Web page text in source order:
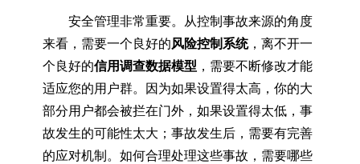
安全管理非常重要。从控制事故来源的角度
来看，需要一个良好的风险控制系统，离不开一
个良好的信用调查数据模型 ，需要不断修改才能
适应您的用户群。因为如果设置得太高，你的大
部分用户都会被拦在门外，如果设置得太低，事
故发生的可能性太大；事故发生后，需要有完善
的应对机制。如何合理处理这些事故，需要哪些